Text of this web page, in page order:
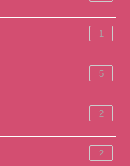
1
5
2
2